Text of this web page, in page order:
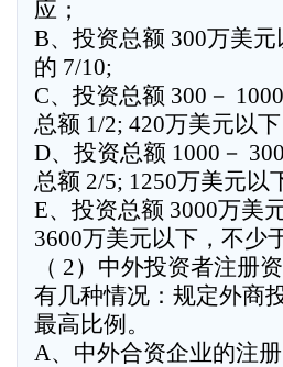
应；
B、投资总额 300万美
的 7/10;
C、投资总额 300－
总额 1/2; 420万美元以
D、投资总额 1000－
总额 2/5; 1250万美元以
E、投资总额 3000万美
3600万美元以下，不少
（ 2）中外投资者注册
有几种情况：规定外商
最高比例。
A、中外合资企业的注